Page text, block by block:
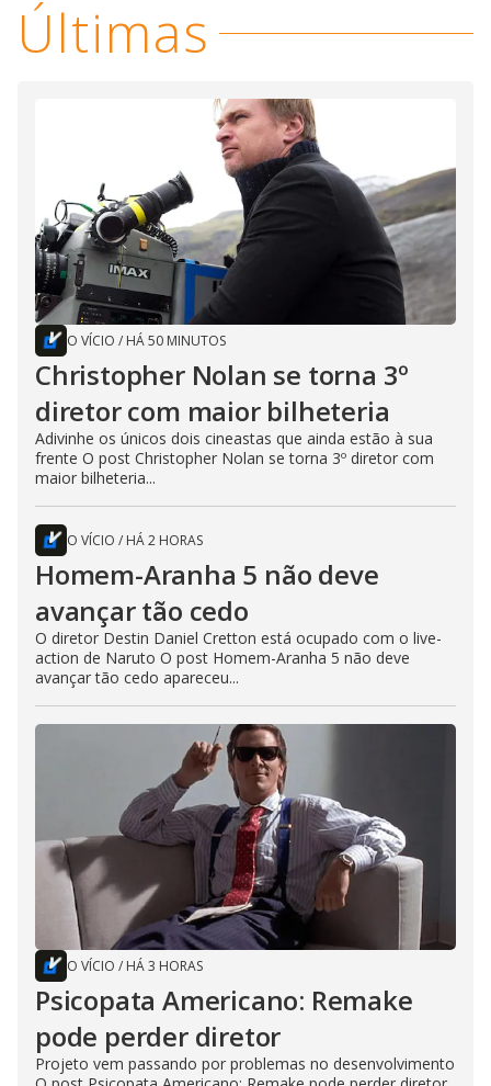
Últimas
O VÍCIO / HÁ 50 MINUTOS
Christopher Nolan se torna 3º
diretor com maior bilheteria
Adivinhe os únicos dois cineastas que ainda estão à sua
frente O post Christopher Nolan se torna 3º diretor com
maior bilheteria...
O VÍCIO / HÁ 2 HORAS
Homem-Aranha 5 não deve
avançar tão cedo
O diretor Destin Daniel Cretton está ocupado com o live-
action de Naruto O post Homem-Aranha 5 não deve
avançar tão cedo apareceu...
O VÍCIO / HÁ 3 HORAS
Psicopata Americano: Remake
pode perder diretor
Projeto vem passando por problemas no desenvolvimento